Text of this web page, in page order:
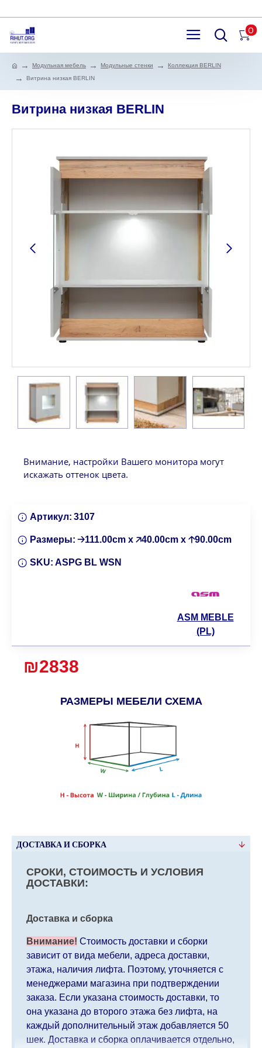
0
Модульная мебель Модульные стенки
Коллекция BERLIN
Витрина низкая BERLIN
Витрина низкая BERLIN
Внимание, настройки Вашего монитора могут
искажать оттенок цвета.
РАЗМЕРЫ МЕБЕЛИ СХЕМА
₪2838
Артикул: 3107
Размеры: 🡢111.00cm x 🡥40.00cm x 🡡90.00cm
SKU: ASPG BL WSN
ASM MEBLE
(PL)
ДОСТАВКА И СБОРКА
СРОКИ, СТОИМОСТЬ И УСЛОВИЯ
ДОСТАВКИ:
Доставка и сборка
Внимание! Стоимость доставки и сборки
зависит от вида мебели, адреса доставки,
этажа, наличия лифта. Поэтому, уточняется с
менеджерами магазина при подтверждении
заказа. Если указана стоимость доставки, то
она указана до второго этажа без лифта, на
каждый дополнительный этаж добавляется 50
шек. Доставка и сборка оплачивается отдельно,